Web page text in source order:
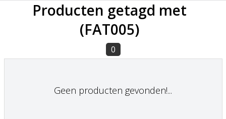
Producten getagd met
(FAT005)
0
Geen producten gevonden!...